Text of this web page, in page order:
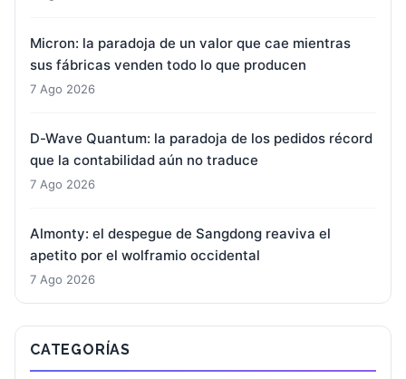
Micron: la paradoja de un valor que cae mientras
sus fábricas venden todo lo que producen
7 Ago 2026
D-Wave Quantum: la paradoja de los pedidos récord
que la contabilidad aún no traduce
7 Ago 2026
Almonty: el despegue de Sangdong reaviva el
apetito por el wolframio occidental
7 Ago 2026
CATEGORÍAS